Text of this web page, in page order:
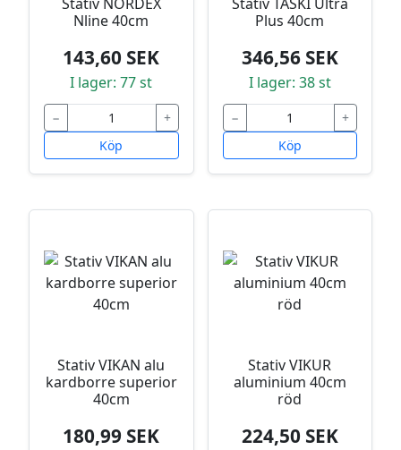
Nline 40cm
143,60 SEK
I lager: 77 st
−
+
Köp
Plus 40cm
346,56 SEK
I lager: 38 st
−
+
Köp
Stativ VIKAN alu
kardborre superior
40cm
180,99 SEK
Stativ VIKUR
aluminium 40cm
röd
224,50 SEK